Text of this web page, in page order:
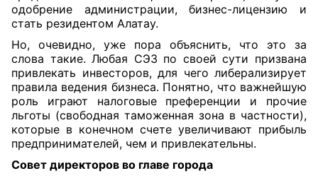
одобрение администрации, бизнес-лицензию и
стать резидентом Алатау.
Но, очевидно, уже пора объяснить, что это за
слова такие. Любая СЭЗ по своей сути призвана
привлекать инвесторов, для чего либерализирует
правила ведения бизнеса. Понятно, что важнейшую
роль играют налоговые преференции и прочие
льготы (свободная таможенная зона в частности),
которые в конечном счете увеличивают прибыль
предпринимателей, чем и привлекательны.
Совет директоров во главе города